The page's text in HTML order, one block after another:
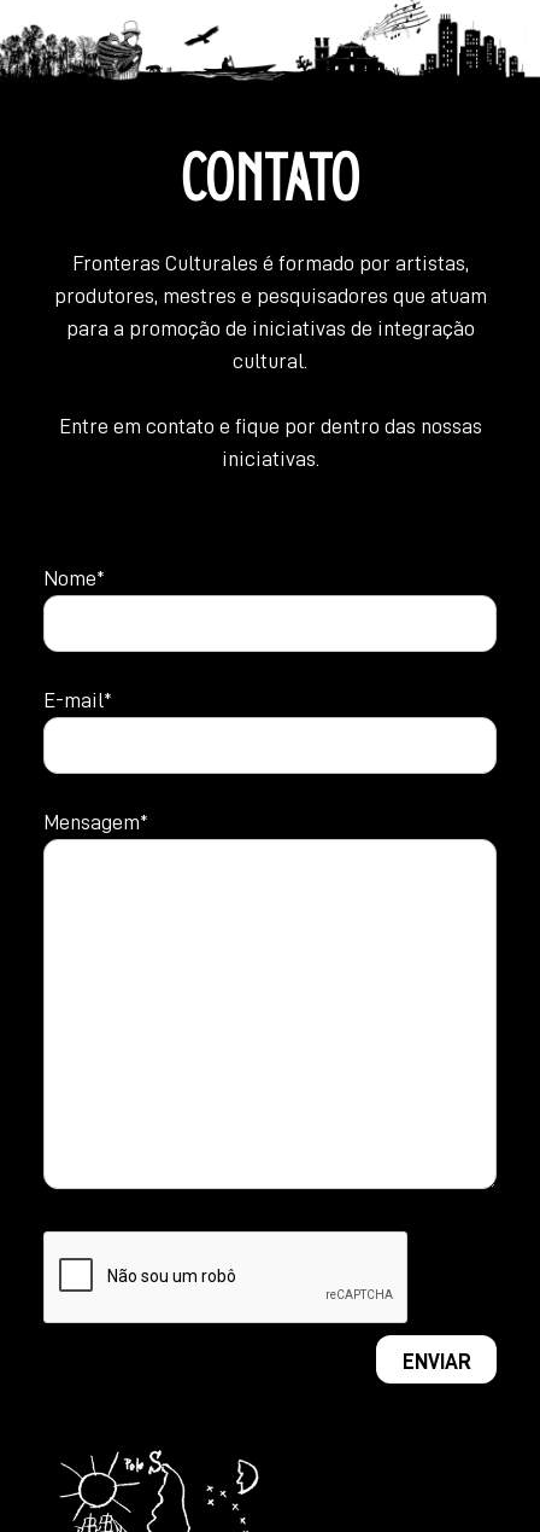
POST
CONTATO
Fronteras Culturales é formado por artistas,
produtores, mestres e pesquisadores que atuam
para a promoção de iniciativas de integração
cultural.
Entre em contato e fique por dentro das nossas
iniciativas.
Nome*
E-mail*
Mensagem*